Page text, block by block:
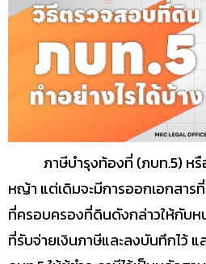
ภาษีบำรุงท้องที่ (ภบท.5) หรื
หญ้า แต่เดิมจะมีการออกเอกสาร
ที่ครอบครองที่ดินดังกล่าวให้กับ
ที่รับจ่ายเงินภาษีและลงบันทึกไว้ แ